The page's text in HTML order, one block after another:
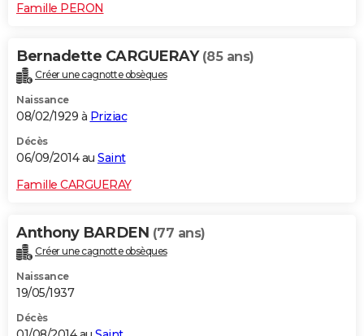
Famille PERON
Bernadette CARGUERAY (85 ans)
Créer une cagnotte obsèques
Naissance
08/02/1929 à Priziac
Décès
06/09/2014 au Saint
Famille CARGUERAY
Anthony BARDEN (77 ans)
Créer une cagnotte obsèques
Naissance
19/05/1937
Décès